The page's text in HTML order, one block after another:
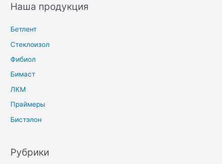
Наша продукция
Бетлент
Стеклоизол
Фибиол
Бимаст
ЛКМ
Праймеры
Бистэлон
Рубрики